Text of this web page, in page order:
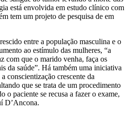
está envolvida em estudo clínico com
tem um projeto de pesquisa de em
entre a população masculina e o
ao estímulo das mulheres, “a
com que o marido venha, faça os
da saúde”. Há também uma iniciativa
conscientização crescente da
que se trata de um procedimento
o paciente se recusa a fazer o exame,
D’Ancona.